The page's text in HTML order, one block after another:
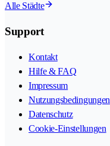
Alle Städte
Support
Kontakt
Hilfe & FAQ
Impressum
Nutzungsbedingungen
Datenschutz
Cookie-Einstellungen